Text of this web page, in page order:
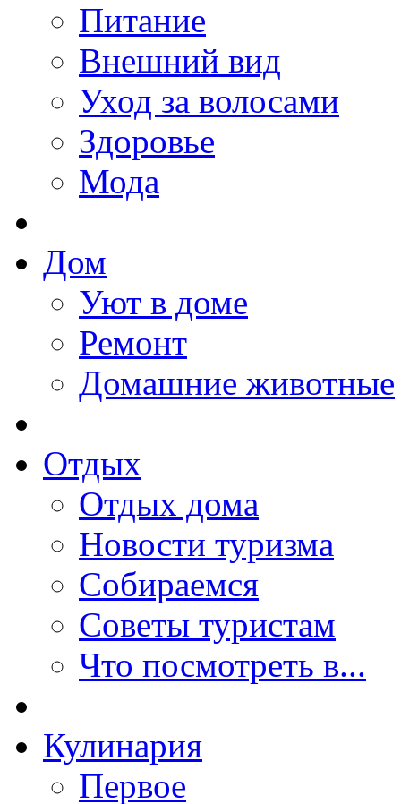
Питание
Внешний вид
Уход за волосами
Здоровье
Мода
Дом
Уют в доме
Ремонт
Домашние животные
Отдых
Отдых дома
Новости туризма
Собираемся
Советы туристам
Что посмотреть в...
Кулинария
Первое